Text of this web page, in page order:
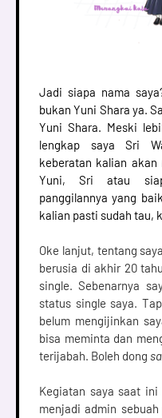
Jadi siapa nama
bukan Yuni Shara ya.
Yuni Shara. Meski
lengkap saya Sri
keberatan kalian akan
Yuni, Sri atau
panggilannya yang
kalian pasti sudah tau,
Oke lanjut, tentang
berusia di akhir 20
single. Sebenarnya
status single saya.
belum mengijinkan
bisa meminta dan
terijabah. Boleh dong
Kegiatan saya saat ini
menjadi admin